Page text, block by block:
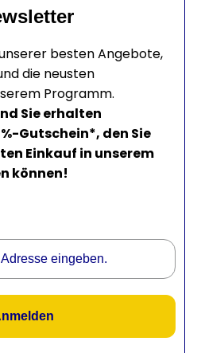
besten Angebote,
die neusten
Programm.
Sie erhalten
Gutschein*, den Sie
Einkauf in unserem
können!